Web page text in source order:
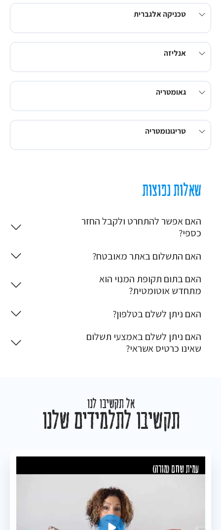
טכניקה אלגברית
אנליזה
גאומטריה
טריגונומטריה
שאלות נפוצות
האם אפשר להתחרט ולקבל החזר
כספי?
האם התשלום באתר מאובטח?
האם בתום תקופת המנוי הוא
מתחדש אוטומטית?
האם ניתן לשלם בטלפון?
האם ניתן לשלם באמצעי תשלום
שאינו כרטיס אשראי?
אל תקשיבו לנו
תקשיבו לתלמידים שלנו
עמית שחם (מורה)